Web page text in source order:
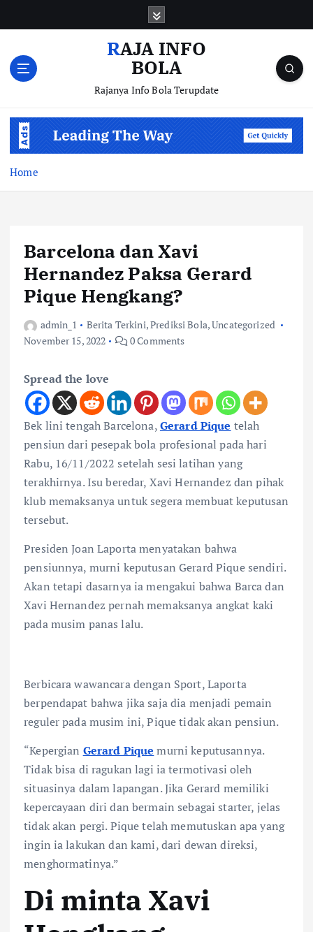
RAJA INFO
BOLA
Rajanya Info Bola Terupdate
Home
Barcelona dan Xavi
Hernandez Paksa Gerard
Pique Hengkang?
admin_1 Berita Terkini,Prediksi Bola,Uncategorized
November 15, 2022
0 Comments
Spread the love
Bek lini tengah Barcelona,Gerard Pique telah
pensiun dari pesepak bola profesional pada hari
Rabu, 16/11/2022 setelah sesi latihan yang
terakhirnya. Isu beredar, Xavi Hernandez dan pihak
klub memaksanya untuk segera membuat keputusan
tersebut.
Presiden Joan Laporta menyatakan bahwa
pensiunnya, murni keputusan Gerard Pique sendiri.
Akan tetapi dasarnya ia mengakui bahwa Barca dan
Xavi Hernandez pernah memaksanya angkat kaki
pada musim panas lalu.
Berbicara wawancara dengan Sport, Laporta
berpendapat bahwa jika saja dia menjadi pemain
reguler pada musim ini, Pique tidak akan pensiun.
“Kepergian Gerard Pique murni keputusannya.
Tidak bisa di ragukan lagi ia termotivasi oleh
situasinya dalam lapangan. Jika Gerard memiliki
kepercayaan diri dan bermain sebagai starter, jelas
tidak akan pergi. Pique telah memutuskan apa yang
ingin ia lakukan dan kami, dari dewan direksi,
menghormatinya.”
Di minta Xavi